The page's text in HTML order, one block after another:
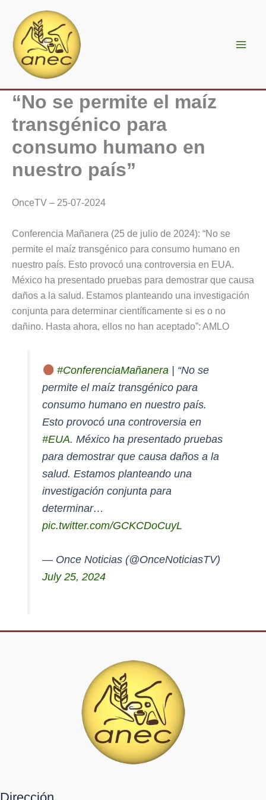
contenido
“No se permite el maíz
transgénico para
consumo humano en
nuestro país”
OnceTV – 25-07-2024
Conferencia Mañanera (25 de julio de 2024): “No se
permite el maíz transgénico para consumo humano en
nuestro país. Esto provocó una controversia en EUA.
México ha presentado pruebas para demostrar que causa
daños a la salud. Estamos planteando una investigación
conjunta para determinar científicamente si es o no
dañino. Hasta ahora, ellos no han aceptado”: AMLO
#ConferenciaMañanera | “No se
permite el maíz transgénico para
consumo humano en nuestro país.
Esto provocó una controversia en
#EUA. México ha presentado pruebas
para demostrar que causa daños a la
salud. Estamos planteando una
investigación conjunta para
determinar…
pic.twitter.com/GCKCDoCuyL
— Once Noticias (@OnceNoticiasTV)
July 25, 2024